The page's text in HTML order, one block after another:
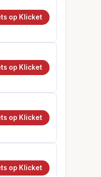
op Klicket
op Klicket
op Klicket
op Klicket